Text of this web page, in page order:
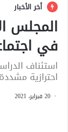
أخر الأخبار
المجلس
في
استئناف
احترازية مشددة
20 فبراير، 2021